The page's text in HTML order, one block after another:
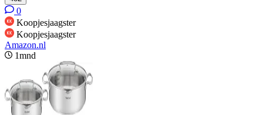
0
Koopjesjaagster
Koopjesjaagster
Amazon.nl
1mnd